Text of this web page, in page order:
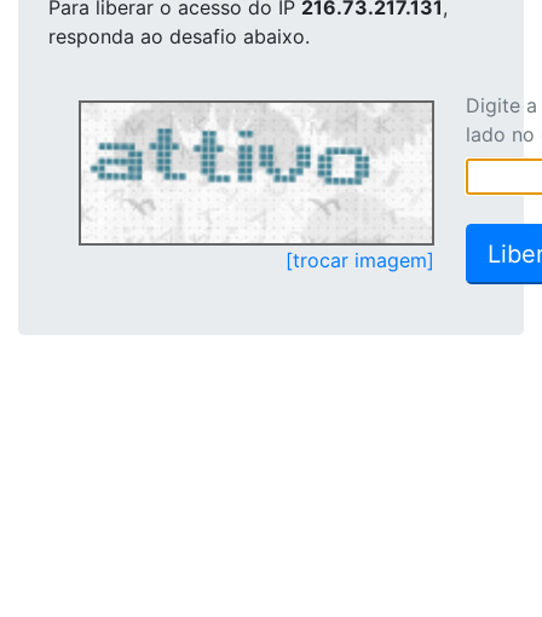
Para liberar o acesso do IP 216.73.217.131,
responda ao desafio abaixo.
[trocar imagem]
Digite
lado no